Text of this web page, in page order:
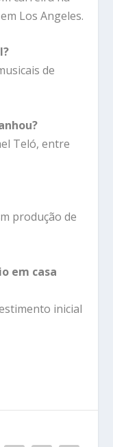
Los Angeles.
de
Teló, entre
produção de
em casa
inicial